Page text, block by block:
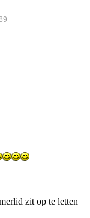
zit op te letten